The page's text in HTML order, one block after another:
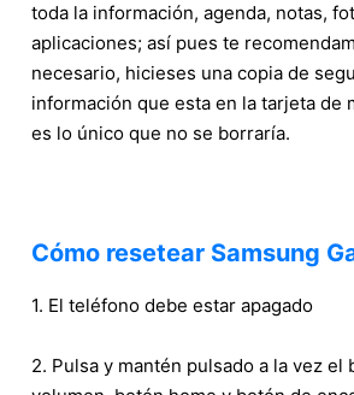
toda la información, agenda, notas,
aplicaciones; así pues te
necesario, hicieses una copia de
información que esta en la tarjeta de
es lo único que no se borraría.
Cómo resetear Samsung
1. El teléfono debe estar apagado
2. Pulsa y mantén pulsado a la vez el